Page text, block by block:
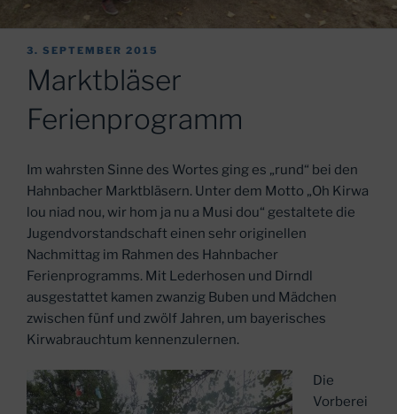
VERÖFFENTLICHT
3. SEPTEMBER 2015
Marktbläser
Ferienprogramm
Im wahrsten Sinne des Wortes ging es „rund“ bei den
Hahnbacher Marktbläsern. Unter dem Motto „Oh Kirwa
lou niad nou, wir hom ja nu a Musi dou“ gestaltete die
Jugendvorstandschaft einen sehr originellen
Nachmittag im Rahmen des Hahnbacher
Ferienprogramms. Mit Lederhosen und Dirndl
ausgestattet kamen zwanzig Buben und Mädchen
zwischen fünf und zwölf Jahren, um bayerisches
Kirwabrauchtum kennenzulernen.
Die
Vorberei